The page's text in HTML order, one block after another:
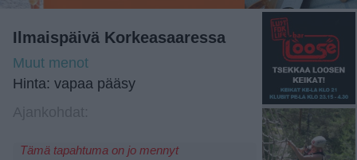
Ilmaispäivä Korkeasaaressa
Muut menot
Hinta: vapaa pääsy
Tämä tapahtuma on jo mennyt